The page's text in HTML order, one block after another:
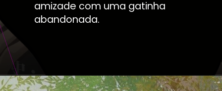
amizade com uma gatinha
abandonada.